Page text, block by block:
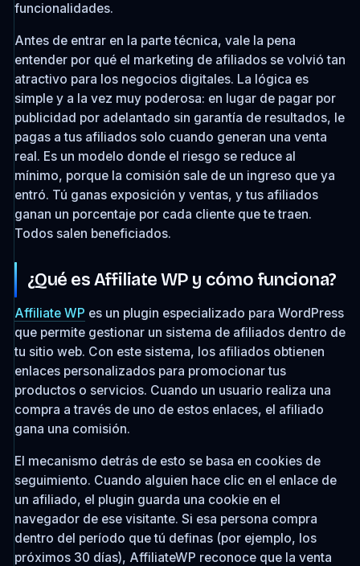
funcionalidades.
Antes de entrar en la parte técnica, vale la pena
entender por qué el marketing de afiliados se volvió tan
atractivo para los negocios digitales. La lógica es
simple y a la vez muy poderosa: en lugar de pagar por
publicidad por adelantado sin garantía de resultados, le
pagas a tus afiliados solo cuando generan una venta
real. Es un modelo donde el riesgo se reduce al
mínimo, porque la comisión sale de un ingreso que ya
entró. Tú ganas exposición y ventas, y tus afiliados
ganan un porcentaje por cada cliente que te traen.
Todos salen beneficiados.
¿Qué es Affiliate WP y cómo funciona?
Affiliate WP es un plugin especializado para WordPress
que permite gestionar un sistema de afiliados dentro de
tu sitio web. Con este sistema, los afiliados obtienen
enlaces personalizados para promocionar tus
productos o servicios. Cuando un usuario realiza una
compra a través de uno de estos enlaces, el afiliado
gana una comisión.
El mecanismo detrás de esto se basa en cookies de
seguimiento. Cuando alguien hace clic en el enlace de
un afiliado, el plugin guarda una cookie en el
navegador de ese visitante. Si esa persona compra
dentro del período que tú definas (por ejemplo, los
próximos 30 días), AffiliateWP reconoce que la venta